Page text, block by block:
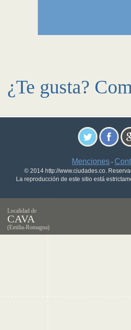
¿Te gusta?
Menciones -
© 2014 http://www.ciudades.co.
La reproducción de este sitio está
Localidad de
CAVA
(Emilia-Romagna)